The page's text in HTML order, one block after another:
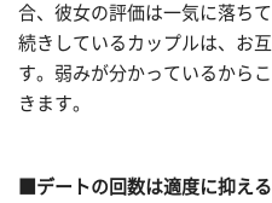
合、彼女の評価は一気に落ち
続きしているカップルは、お
す。弱みが分かっているから
きます。
■デートの回数は適度に抑える